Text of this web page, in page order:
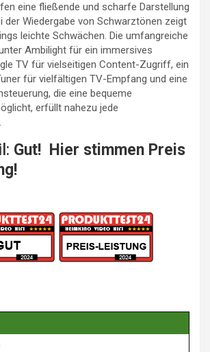
eine fließende und scharfe Darstellung
der Wiedergabe von Schwarztönen zeigt
leichte Schwächen. Die umfangreiche
Ambilight für ein immersives
TV für vielseitigen Content-Zugriff, ein
für vielfältigen TV-Empfang und eine
die eine bequeme
erfüllt nahezu jede
Gut! Hier stimmen Preis